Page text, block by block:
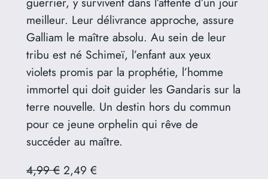
meilleur. Leur délivrance approche, assure
Galliam le maître absolu. Au sein de leur
tribu est né Schimeï, l’enfant aux yeux
violets promis par la prophétie, l’homme
immortel qui doit guider les Gandaris sur la
terre nouvelle. Un destin hors du commun
pour ce jeune orphelin qui rêve de
succéder au maître.
4,99 €2,49 €